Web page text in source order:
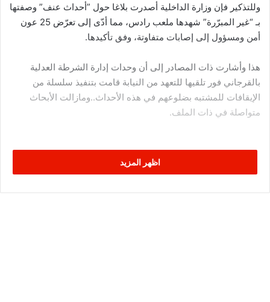
وللتذكير فإن وزارة الداخلية أصدرت بلاغا حول ”أحداث عنف” وصفتها
بـ “غير المبرّرة” شهدها ملعب رادس، مما أدّى إلى تعرّض 25 عون
أمن ومسؤول إلى إصابات متفاوتة، وفق تأكيدها.
هذا وأشارت ذات المصادر إلى أن وحدات إدارة الشرطة العدلية
بالقرجاني فور تلقيها للتعهد من النيابة قامت بتنفيذ سلسلة من
الإيقافات للمشتبه بضلوعهم في هذه الأحداث..ومازالت الأبحاث
متواصلة في ذات الملف.
اظهر المزيد